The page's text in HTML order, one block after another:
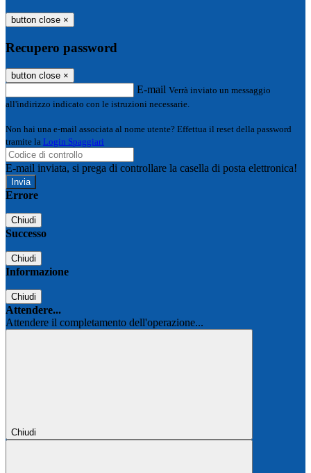
button close ×
Recupero password
button close ×
E-mail Verrà inviato un messaggio
all'indirizzo indicato con le istruzioni necessarie.
Non hai una e-mail associata al nome utente? Effettua il reset della password
tramite la Login Spaggiari
E-mail inviata, si prega di controllare la casella di posta elettronica!
Errore
Chiudi
Successo
Chiudi
Informazione
Chiudi
Attendere...
Attendere il completamento dell'operazione...
Chiudi